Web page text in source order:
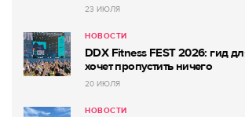
23 ИЮЛЯ
НОВОСТИ
DDX Fitness FEST 2026: гид
хочет пропустить ничего
20 ИЮЛЯ
НОВОСТИ